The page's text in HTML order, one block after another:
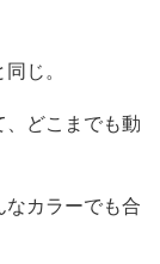
じ。
、どこまでも動
なカラーでも合